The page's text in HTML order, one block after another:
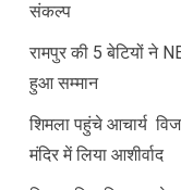
संकल्प
रामपुर की 5 बेटियों ने
हुआ सम्मान
शिमला पहुंचे आचार्य
मंदिर में लिया आशीर्वाद